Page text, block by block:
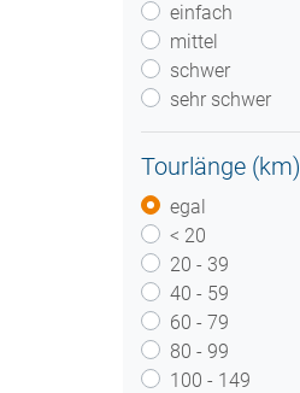
einfach
mittel
schwer
sehr schwer
Tourlänge (km)
egal
< 20
20 - 39
40 - 59
60 - 79
80 - 99
100 - 149